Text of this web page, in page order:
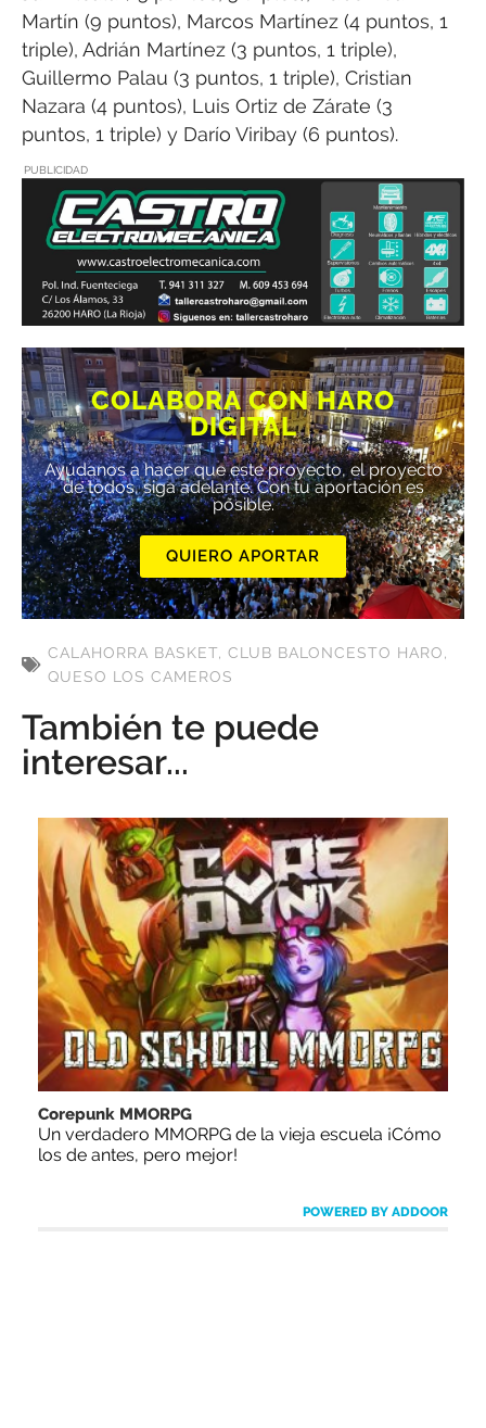
Martín (9 puntos), Marcos Martínez (4 puntos, 1
triple), Adrián Martínez (3 puntos, 1 triple),
Guillermo Palau (3 puntos, 1 triple), Cristian
Nazara (4 puntos), Luis Ortiz de Zárate (3
puntos, 1 triple) y Darío Viribay (6 puntos).
PUBLICIDAD
COLABORA CON HARO
DIGITAL
Ayúdanos a hacer que este proyecto, el proyecto
de todos, siga adelante. Con tu aportación es
posible.
QUIERO APORTAR
CALAHORRA BASKET, CLUB BALONCESTO HARO,
QUESO LOS CAMEROS
También te puede
interesar...
Corepunk MMORPG
Un verdadero MMORPG de la vieja escuela ¡Cómo
los de antes, pero mejor!
POWERED BY ADDOOR